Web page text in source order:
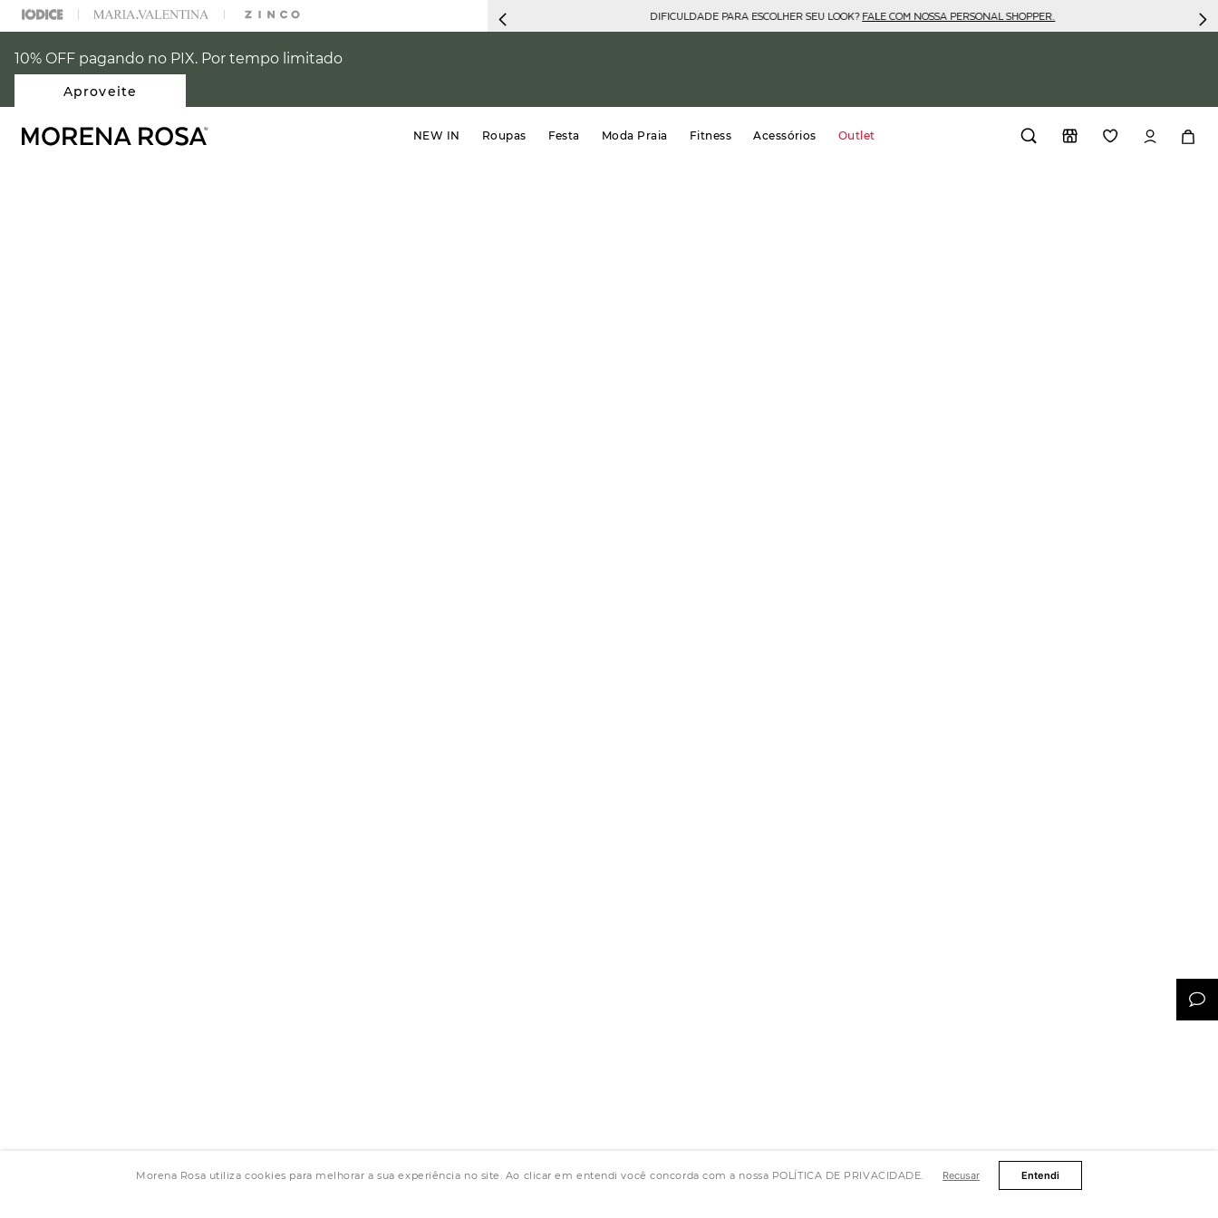
Morena Rosa utiliza cookies para melhorar a sua experiência no site. Ao clicar em entendi você concorda com a nossa POLÍTICA DE PRIVACIDADE. Recusar Entendi
OFF NA SUA 1° COMPRA USANDO O CUPOM: PRIMEIRAMR DIFICULDADE PARA ESCOLHER SEU LOOK?FALE COM NOSSA PERSONAL SHOPPER.
10% OFF pagando no PIX. Por tempo limitado
Aproveite
NEW IN Roupas Festa Moda Praia Fitness Acessórios Outlet